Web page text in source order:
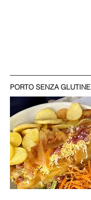
PORTO SENZA GLUTINE